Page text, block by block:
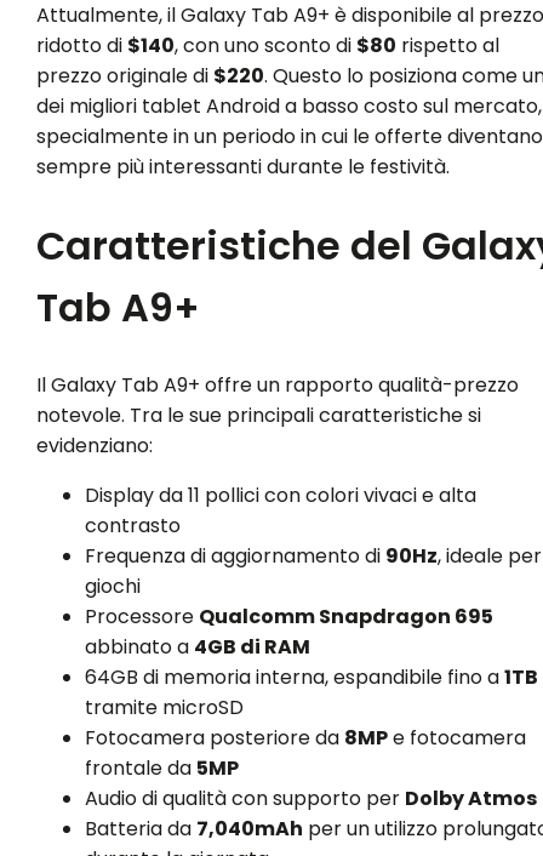
Attualmente, il Galaxy Tab A9+ è disponibile al prezzo
ridotto di $140, con uno sconto di $80 rispetto al
prezzo originale di $220. Questo lo posiziona come
dei migliori tablet Android a basso costo sul mercato,
specialmente in un periodo in cui le offerte diventano
sempre più interessanti durante le festività.
Caratteristiche del
Tab A9+
Il Galaxy Tab A9+ offre un rapporto qualità-prezzo
notevole. Tra le sue principali caratteristiche si
evidenziano:
Display da 11 pollici con colori vivaci e alta
contrasto
Frequenza di aggiornamento di 90Hz, ideale
giochi
Processore Qualcomm Snapdragon 695
abbinato a 4GB di RAM
64GB di memoria interna, espandibile fino a1TB
tramite microSD
Fotocamera posteriore da 8MPe fotocamera
frontale da 5MP
Audio di qualità con supporto per Dolby Atmos
Batteria da 7,040mAh per un utilizzo